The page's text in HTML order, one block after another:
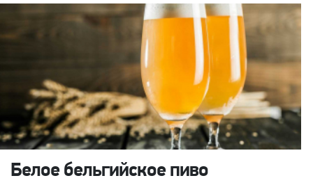
Белое бельгийское пиво